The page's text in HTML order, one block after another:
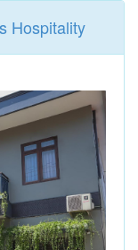
Hospitality